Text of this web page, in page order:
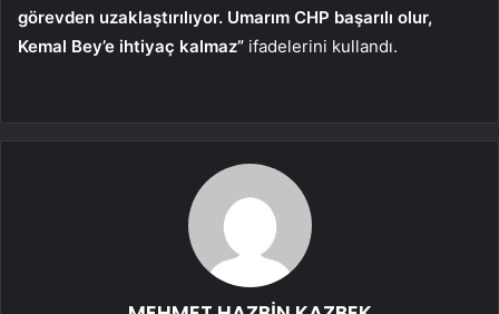
görevden uzaklaştırılıyor. Umarım CHP başarılı olur,
Kemal Bey’e ihtiyaç kalmaz” ifadelerini kullandı.